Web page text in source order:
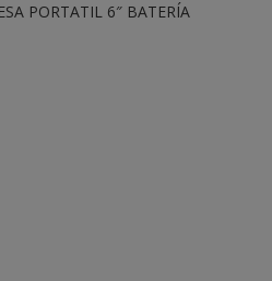
PORTATIL 6″ BATERÍA